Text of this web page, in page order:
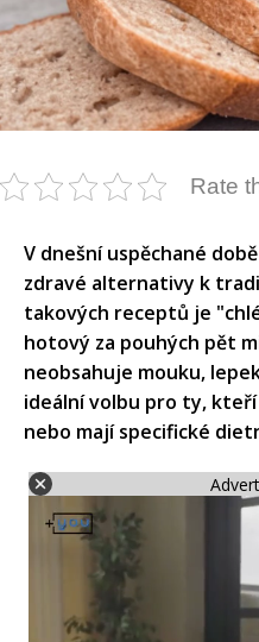
Rate
​V dnešní uspěchané
zdravé alternativy k
takových receptů je
hotový za pouhých pět
neobsahuje mouku,
ideální volbu pro ty,
nebo mají specifické